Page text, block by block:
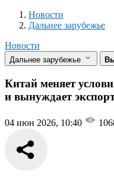
Новости
Разделы
Новости
Дальнее зарубежье
Новости
Дальнее зарубежье
Китай меняет
и вынуждает
04 июн 2026, 10:40